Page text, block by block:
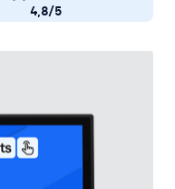
4,8/5